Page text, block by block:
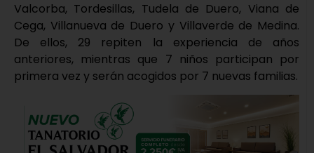
Valcorba, Tordesillas, Tudela de Duero, Viana de
Cega, Villanueva de Duero y Villaverde de Medina.
De ellos, 29 repiten la experiencia de años
anteriores, mientras que 7 niños participan por
primera vez y serán acogidos por 7 nuevas familias.